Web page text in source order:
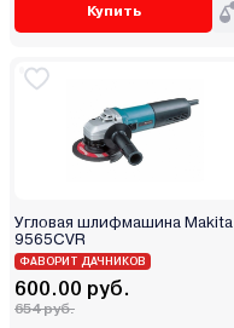
ETECH
Fein
Felisatti
Festool
FIT
Flex
Купить
Угловая шлифмашина Makita
9565CVR
ФАВОРИТ ДАЧНИКОВ
600.00 руб.
654 руб.